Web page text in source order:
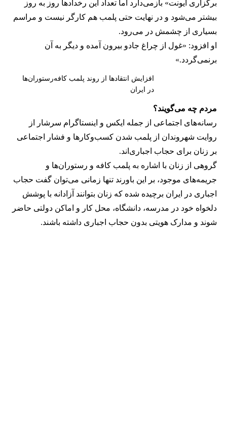
برگزاری ایونت» بازمی‌دارد اما تعداد این رخدادها روز به روز
بیشتر می‌شود و در نهایت حتی پلمب هم کارگر نیست و مراسم
بسیاری از چشمش در می‌رود.
او افزود: «غول از چراغ جادو بیرون آمده و دیگر به آن
برنمی‎‌گردد.»
افزایش انتقادها از روند پلمب کافه‌رستوران‌ها
در ایران
مردم چه می‌گویند؟
رسانه‎‌های اجتماعی از جمله ایکس و اینستاگرام سرشار از
روایت شهروندان از پلمب شدن کسب‌وکارها و فشار اجتماعی
بر زنان برای حجاب اجباری‌اند.
گروهی از زنان با اشاره به پلمب کافه و رستوران‌ها و
جریمه‌های موجود، بر این باورند تنها زمانی می‌توان گفت حجاب
اجباری در ایران برچیده شده که زنان بتوانند آزادانه با پوشش
دلخواه خود در مدرسه، دانشگاه، محل کار و اماکن دولتی حاضر
شوند و مدارک هویتی بدون حجاب اجباری داشته باشند.